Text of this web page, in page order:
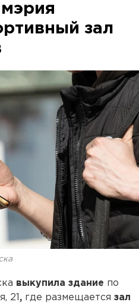
зал
выкупила здание по
21 , где размещается зал